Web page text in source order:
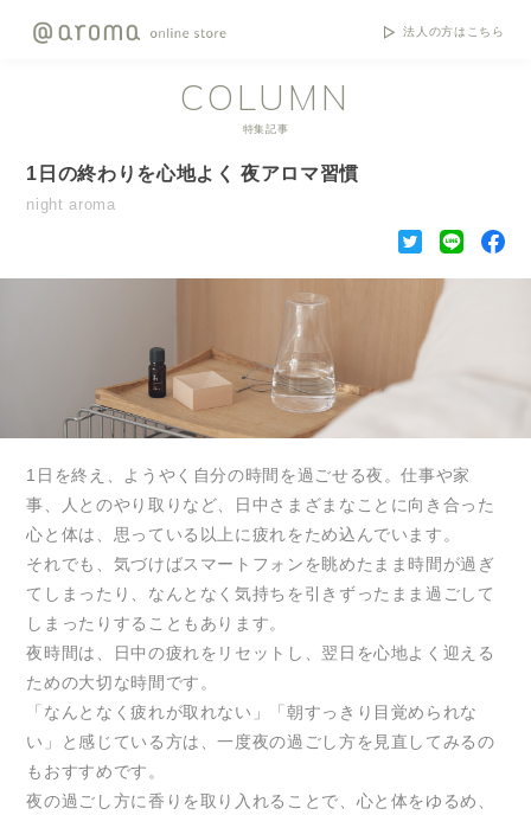
法人の方はこちら
COLUMN
特集記事
1日の終わりを心地よく 夜アロマ習慣
night aroma
1日を終え、ようやく自分の時間を過ごせる夜。仕事や家
事、人とのやり取りなど、日中さまざまなことに向き合った
心と体は、思っている以上に疲れをため込んでいます。
それでも、気づけばスマートフォンを眺めたまま時間が過ぎ
てしまったり、なんとなく気持ちを引きずったまま過ごして
しまったりすることもあります。
夜時間は、日中の疲れをリセットし、翌日を心地よく迎える
ための大切な時間です。
「なんとなく疲れが取れない」「朝すっきり目覚められな
い」と感じている方は、一度夜の過ごし方を見直してみるの
もおすすめです。
夜の過ごし方に香りを取り入れることで、心と体をゆるめ、